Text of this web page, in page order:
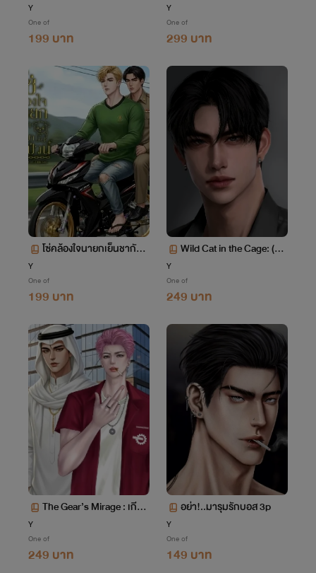
Y
One of
199 บาท
Y
One of
299 บาท
โซ่คล้องใจนายกเย็นชากับลู
Y
One of
199 บาท
Wild Cat in the Cage: (แม
Y
One of
249 บาท
The Gear’s Mirage : เกียร์
Y
One of
249 บาท
อย่า!..มารุมรักบอส 3p
Y
One of
149 บาท